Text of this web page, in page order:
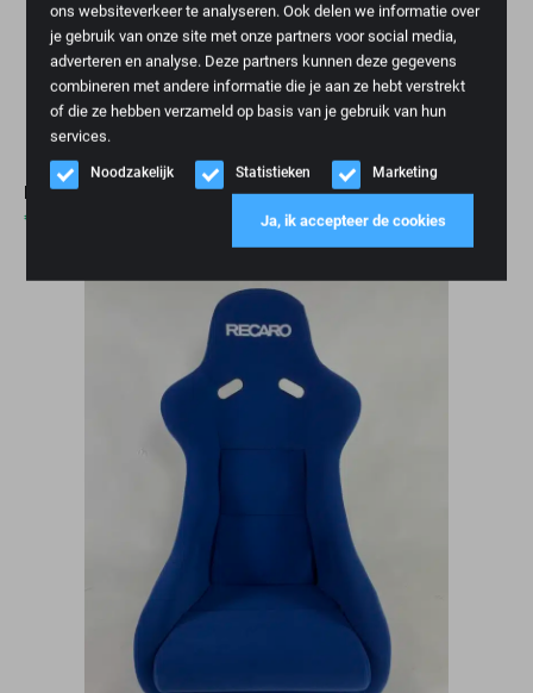
ons websiteverkeer te analyseren. Ook delen we informatie over
je gebruik van onze site met onze partners voor social media,
adverteren en analyse. Deze partners kunnen deze gegevens
combineren met andere informatie die je aan ze hebt verstrekt
of die ze hebben verzameld op basis van je gebruik van hun
services.
Noodzakelijk Statistieken Marketing
Ja, ik accepteer de cookies
RECARO Pole Position ABE Met BMW M logo
€